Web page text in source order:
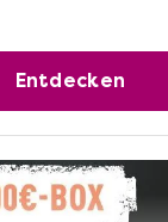
Entdecken